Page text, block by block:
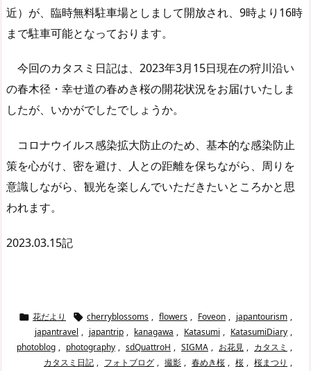
近）が、臨時無料駐車場としまして開放され、9時より16時
まで駐車可能となっております。
今回のカタスミ日記は、2023年3月15日現在の狩川沿い
の春木径・幸せ道の春めき桜の開花状況をお届けいたしま
したが、いかがでしたでしょうか。
コロナウイルス感染拡大防止のため、基本的な感染防止
策を心がけ、密を避け、人との距離を保ちながら、周りを
意識しながら、観光を楽しんでいただきたいところかと思
われます。
2023.03.15記
 花だより  cherryblossoms , flowers , Foveon , japantourism ,
japantravel , japantrip , kanagawa , Katasumi , KatasumiDiary ,
photoblog , photography , sdQuattroH , SIGMA , お花見 , カタスミ ,
カタスミ日記 , フォトブログ , 撮影 , 春めき桜 , 桜 , 桜まつり ,